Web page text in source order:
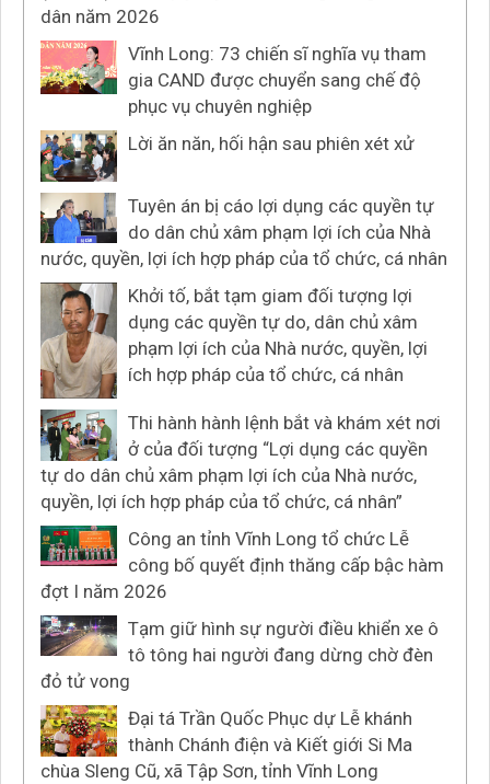
dân năm 2026
Vĩnh Long: 73 chiến sĩ nghĩa vụ tham
gia CAND được chuyển sang chế độ
phục vụ chuyên nghiệp
Lời ăn năn, hối hận sau phiên xét xử
Tuyên án bị cáo lợi dụng các quyền tự
do dân chủ xâm phạm lợi ích của Nhà
nước, quyền, lợi ích hợp pháp của tổ chức, cá nhân
Khởi tố, bắt tạm giam đối tượng lợi
dụng các quyền tự do, dân chủ xâm
phạm lợi ích của Nhà nước, quyền, lợi
ích hợp pháp của tổ chức, cá nhân
Thi hành hành lệnh bắt và khám xét nơi
ở của đối tượng “Lợi dụng các quyền
tự do dân chủ xâm phạm lợi ích của Nhà nước,
quyền, lợi ích hợp pháp của tổ chức, cá nhân”
Công an tỉnh Vĩnh Long tổ chức Lễ
công bố quyết định thăng cấp bậc hàm
đợt I năm 2026
Tạm giữ hình sự người điều khiển xe ô
tô tông hai người đang dừng chờ đèn
đỏ tử vong
Đại tá Trần Quốc Phục dự Lễ khánh
thành Chánh điện và Kiết giới Si Ma
chùa Sleng Cũ, xã Tập Sơn, tỉnh Vĩnh Long